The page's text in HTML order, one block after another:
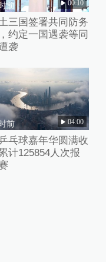
前 00:10
三国签署共同防务
约定一国遇袭等同
袭
前 04:00
乓球嘉年华圆满收
计125854人次报